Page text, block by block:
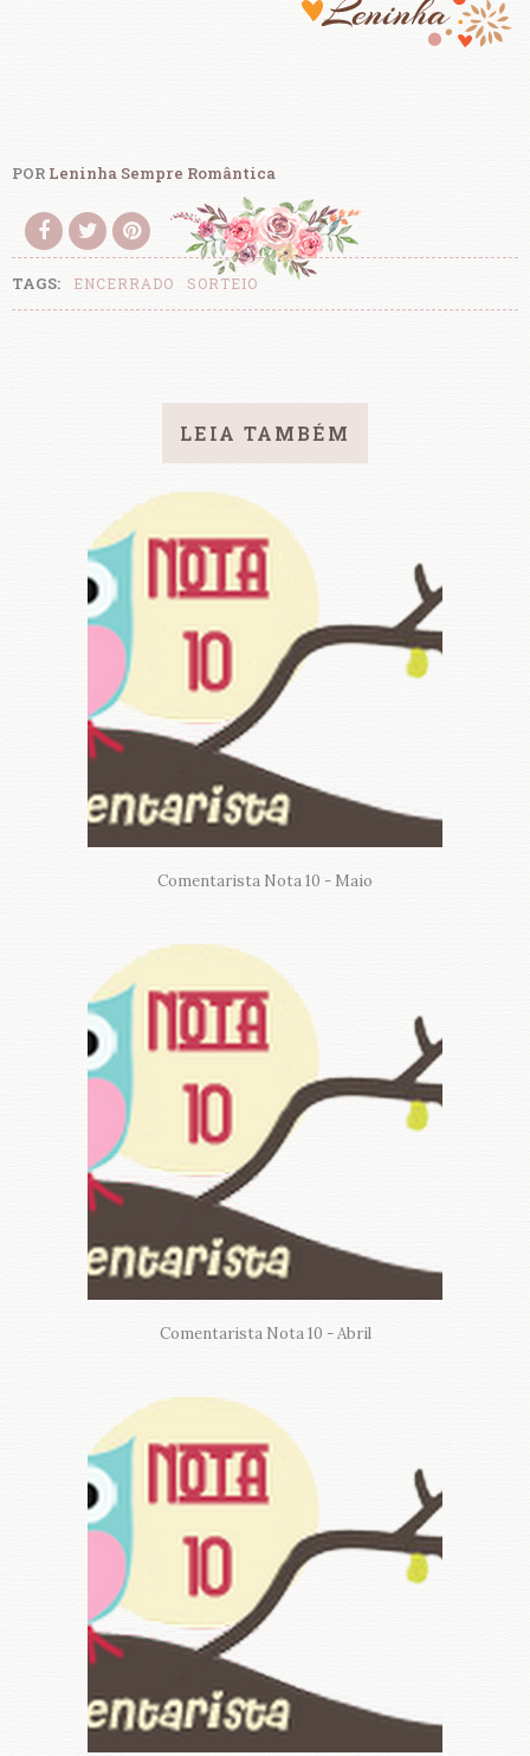
POR Leninha Sempre Romântica
TAGS: ENCERRADO SORTEIO
LEIA TAMBÉM
Comentarista Nota 10 - Maio
Comentarista Nota 10 - Abril